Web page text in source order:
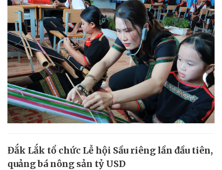
Đắk Lắk tổ chức Lễ hội Sầu riêng lần đầu tiên,
quảng bá nông sản tỷ USD